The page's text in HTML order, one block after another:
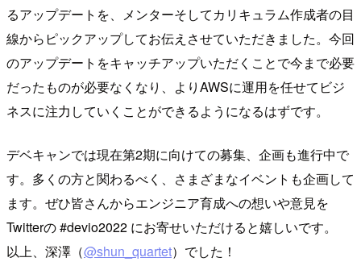
るアップデートを、メンターそしてカリキュラム作成者の目
線からピックアップしてお伝えさせていただきました。今回
のアップデートをキャッチアップいただくことで今まで必要
だったものが必要なくなり、よりAWSに運用を任せてビジ
ネスに注力していくことができるようになるはずです。
デベキャンでは現在第2期に向けての募集、企画も進行中で
す。多くの方と関わるべく、さまざまなイベントも企画して
ます。ぜひ皆さんからエンジニア育成への想いや意見を
Twitterの #devio2022 にお寄せいただけると嬉しいです。
以上、深澤（@shun_quartet）でした！